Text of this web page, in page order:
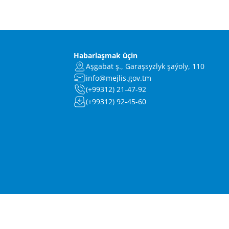
Habarlaşmak üçin
Aşgabat ş., Garaşsyzlyk şaýoly, 110
info@mejlis.gov.tm
(+99312) 21-47-92
(+99312) 92-45-60